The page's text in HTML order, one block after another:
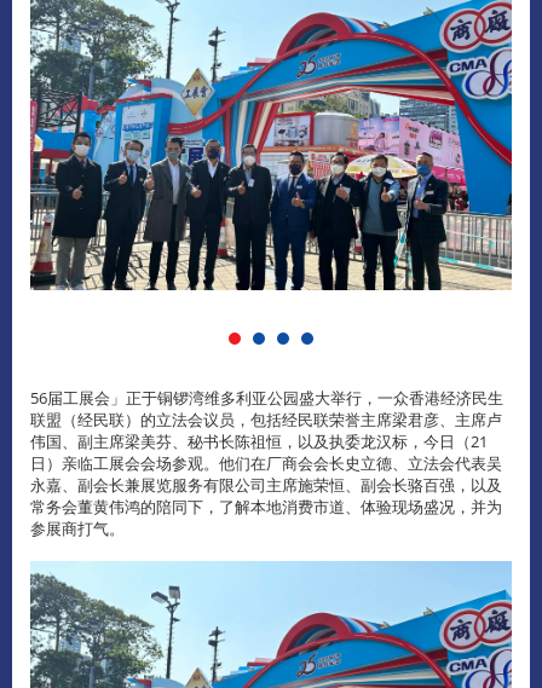
56届工展会」正于铜锣湾维多利亚公园盛大举行，一众香港经济民生
联盟（经民联）的立法会议员，包括经民联荣誉主席梁君彦、主席卢
伟国、副主席梁美芬、秘书长陈祖恒，以及执委龙汉标，今日（21
日）亲临工展会会场参观。他们在厂商会会长史立德、立法会代表吴
永嘉、副会长兼展览服务有限公司主席施荣恒、副会长骆百强，以及
常务会董黄伟鸿的陪同下，了解本地消费市道、体验现场盛况，并为
参展商打气。